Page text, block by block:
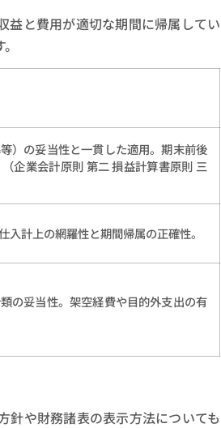
益と費用が適切な期間に帰属してい
）の妥当性と一貫した適用。期末前後
企業会計原則 第二 損益計算書原則 三
計上の網羅性と期間帰属の正確性。
の妥当性。架空経費や目的外支出の有
針や財務諸表の表示方法についても